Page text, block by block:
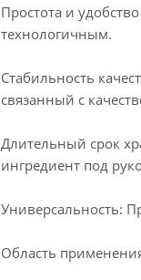
Простота и
технологичным.
Стабильность
связанный с
Длительный срок
ингредиент под
Универсальность:
Область